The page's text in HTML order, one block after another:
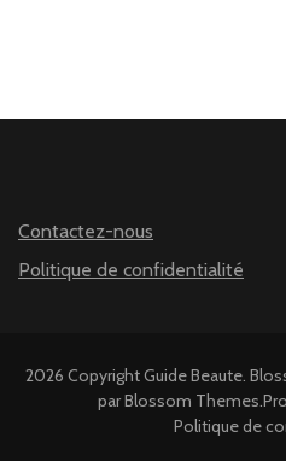
Contactez-nous
Politique de confidentialité
2026 CopyrightGuide Beaute.
parBlossom Themes
Politique de